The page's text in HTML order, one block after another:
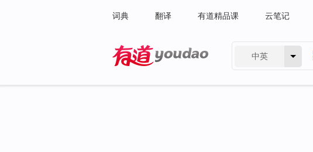
词典 翻译 有道精品课 云笔记
中英